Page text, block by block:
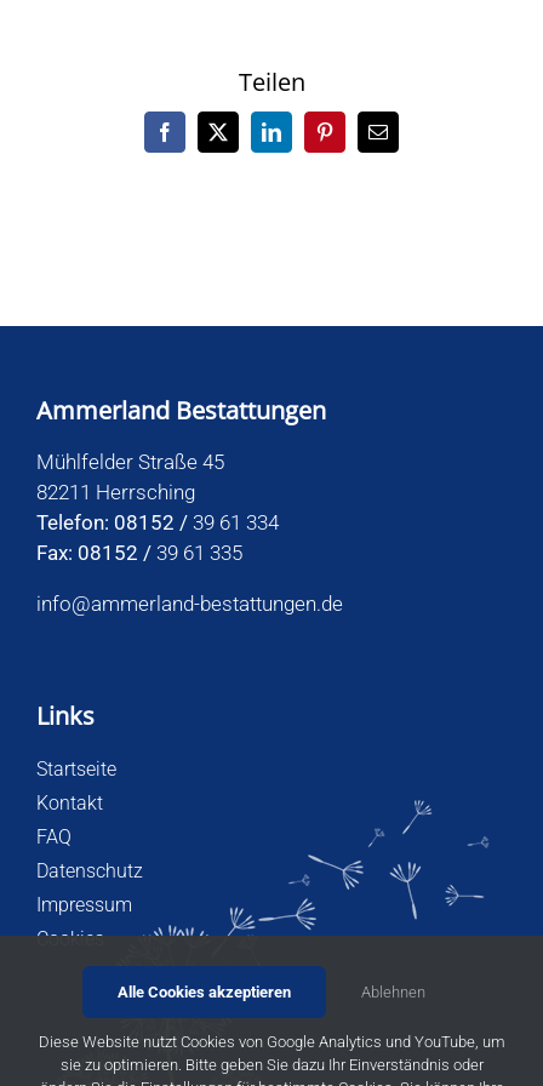
Teilen
Facebook
X LinkedInPinterest
E-
Mail
Ammerland Bestattungen
Mühlfelder Straße 45
82211 Herrsching
Telefon: 08152 / 39 61 334
Fax: 08152 / 39 61 335
info@ammerland-bestattungen.de
Links
Startseite
Kontakt
FAQ
Datenschutz
Impressum
Cookies
Diese Website nutzt Cookies von Google Analytics und YouTube, um
sie zu optimieren. Bitte geben Sie dazu Ihr Einverständnis oder
Alle Cookies akzeptieren Ablehnen